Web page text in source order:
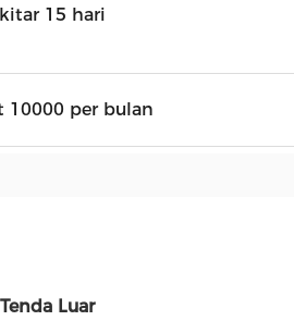
15 hari
10000 per bulan
Luar